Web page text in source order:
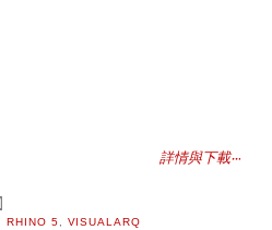
詳情與下載‧‧‧
, RHINO 5, VISUALARQ